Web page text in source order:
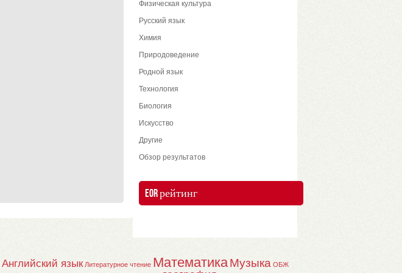
Физическая культура
Русский язык
Химия
Природоведение
Родной язык
Технология
Биология
Искусство
Другие
Обзор результатов
EOR рейтинг
Английский язык Литературное чтение МатематикаМузыка ОБЖ